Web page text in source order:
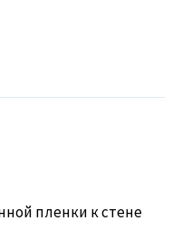
пленки к стене